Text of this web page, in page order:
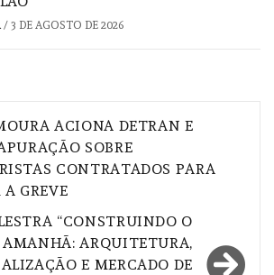
/ 3 DE AGOSTO DE 2026
ACIONA DETRAN E
SOBRE
CONTRATADOS PARA
A GREVE
“CONSTRUINDO O
AMANHÃ: ARQUITETURA,
E MERCADO DE